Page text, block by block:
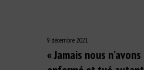
9 décembre 2021
« Jamais nous n’avons